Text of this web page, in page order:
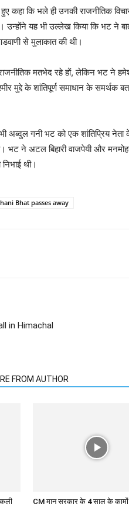
कहा कि भले ही उनकी राजनीतिक
उन्होंने यह भी उल्लेख किया कि भट ने
से मुलाकात की थी।
मतभेद रहे हों, लेकिन भट ने
मुद्दे के शांतिपूर्ण समाधान के समर्थक
अब्दुल गनी भट को एक शांतिप्रिय नेता
भट ने अटल बिहारी वाजपेयी और
थी।
Bhat passes away
in Himachal
FROM AUTHOR
CM मान सरकार के 4 साल के कामों